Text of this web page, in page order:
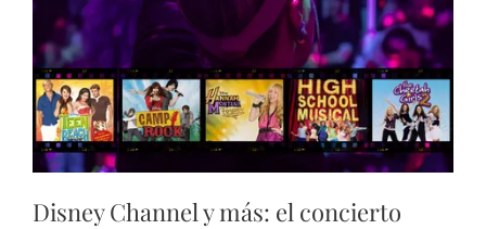
Disney Channel y más: el concierto